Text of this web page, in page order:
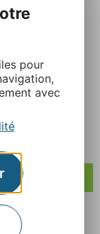
pour
avec
et du
nous